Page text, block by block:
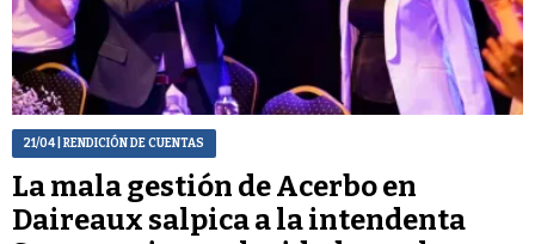
21/04| RENDICIÓN DE CUENTAS
La mala gestión de Acerbo en
Daireaux salpica a la intendenta